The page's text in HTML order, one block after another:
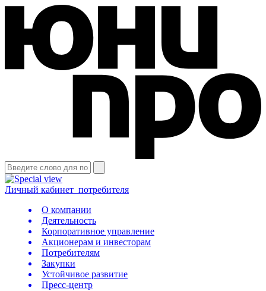
Личный кабинет потребителя
О компании
Деятельность
Корпоративное управление
Акционерам и инвесторам
Потребителям
Закупки
Устойчивое развитие
Пресс-центр